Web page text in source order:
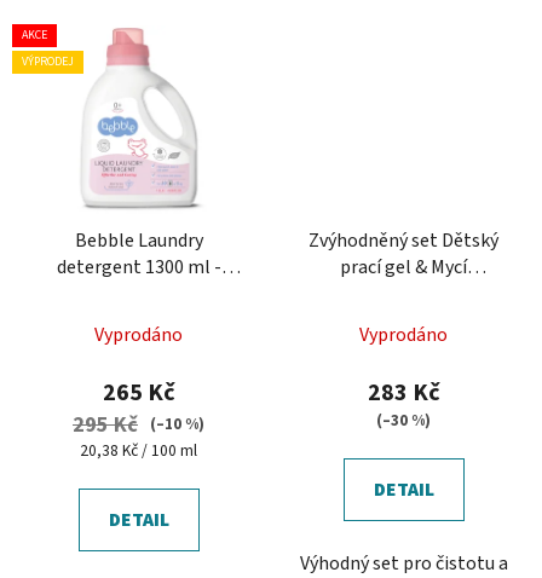
AKCE
VÝPRODEJ
Bebble Laundry
detergent 1300 ml -
Vyprodáno
265 Kč
295 Kč (–10 %)
Měrná
20,38 Kč / 100 ml
DETAIL
Zvýhodněný set Dětský
prací gel & Mycí
Vyprodáno
283 Kč
(–30 %)
DETAIL
Výhodný set pro čistotu a